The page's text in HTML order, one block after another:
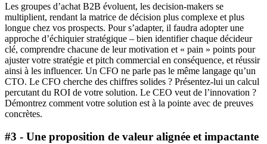
Les groupes d’achat B2B évoluent, les decision-makers se
multiplient, rendant la matrice de décision plus complexe et plus
longue chez vos prospects. Pour s’adapter, il faudra adopter une
approche d’échiquier stratégique – bien identifier chaque décideur
clé, comprendre chacune de leur motivation et « pain » points pour
ajuster votre stratégie et pitch commercial en conséquence, et réussir
ainsi à les influencer. Un CFO ne parle pas le même langage qu’un
CTO. Le CFO cherche des chiffres solides ? Présentez-lui un calcul
percutant du ROI de votre solution. Le CEO veut de l’innovation ?
Démontrez comment votre solution est à la pointe avec de preuves
concrètes.
#3 - Une proposition de valeur alignée et impactante